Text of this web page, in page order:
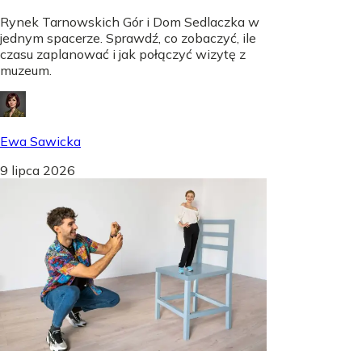
Rynek Tarnowskich Gór i Dom Sedlaczka w
jednym spacerze. Sprawdź, co zobaczyć, ile
czasu zaplanować i jak połączyć wizytę z
muzeum.
Ewa Sawicka
9 lipca 2026